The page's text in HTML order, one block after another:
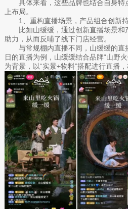
具体来看，这些品牌也结合自身
上布局。
1、重构直播场景，产品组合创新
比如山缓缓，通过创新直播场景
助力，从而反哺了线下门店经营。
与常规棚内直播不同，山缓缓的
日的直播为例，山缓缓结合品牌“山野
为背景，以“实景+物料”搭配进行直播